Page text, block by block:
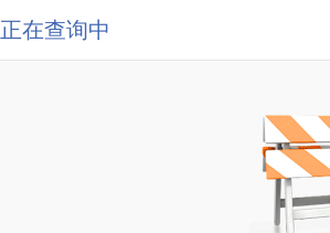
正在查询中